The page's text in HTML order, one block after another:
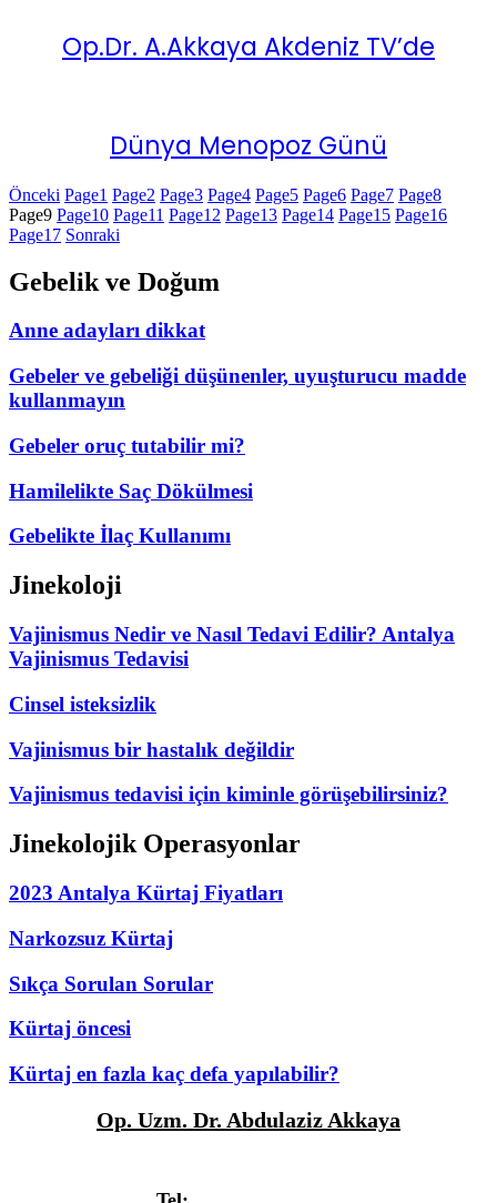
Op.Dr. A.Akkaya Akdeniz TV’de
Dünya Menopoz Günü
Önceki Page1 Page2 Page3 Page4 Page5 Page6 Page7 Page8
Page9 Page10 Page11 Page12 Page13 Page14 Page15 Page16
Page17 Sonraki
Gebelik ve Doğum
Anne adayları dikkat
Gebeler ve gebeliği düşünenler, uyuşturucu madde
kullanmayın
Gebeler oruç tutabilir mi?
Hamilelikte Saç Dökülmesi
Gebelikte İlaç Kullanımı
Jinekoloji
Vajinismus Nedir ve Nasıl Tedavi Edilir? Antalya
Vajinismus Tedavisi
Cinsel isteksizlik
Vajinismus bir hastalık değildir
Vajinismus tedavisi için kiminle görüşebilirsiniz?
Jinekolojik Operasyonlar
2023 Antalya Kürtaj Fiyatları
Narkozsuz Kürtaj
Sıkça Sorulan Sorular
Kürtaj öncesi
Kürtaj en fazla kaç defa yapılabilir?
Op. Uzm. Dr. Abdulaziz Akkaya